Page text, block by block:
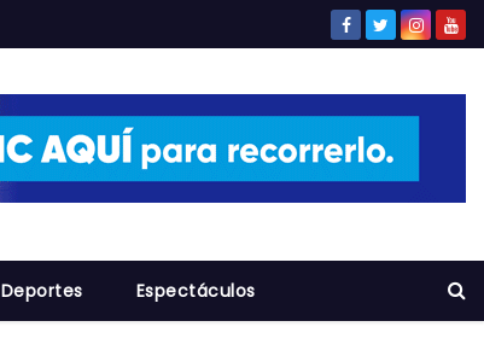
Deportes Espectáculos